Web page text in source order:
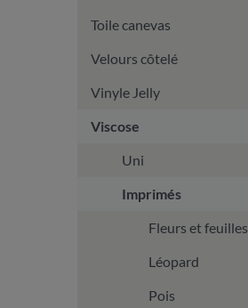
Toile canevas
Velours côtelé
Vinyle Jelly
Viscose
Uni
Imprimés
Fleurs et feuilles
Léopard
Pois